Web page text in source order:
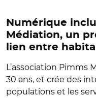
Numérique
Médiation, un
lien entre
L’association Pimms
30 ans, et crée des
populations et les